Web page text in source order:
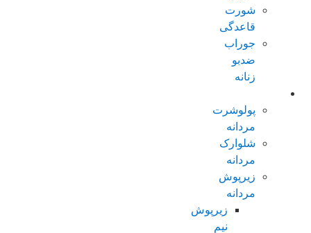
شورت
قاعدگی
جوراب
ضدبو
زنانه
پولوشرت
مردانه
شلوارک
مردانه
زیرپوش
مردانه
زیرپوش
نیم